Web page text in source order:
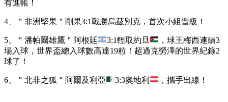
有進帳！
4、＂非洲堅果＂剛果3:1戰勝烏茲別克，首次小組晋級！
5、＂潘帕爾雄鷹＂阿根廷 3:1輕取約旦
，球王梅西連績3
場入球，世界盃總入球數高達19粒！超過克勞澤的世界紀錄2
球了！
6、＂北非之狐＂阿爾及利亞 3:3奧地利 ，攜手出線！